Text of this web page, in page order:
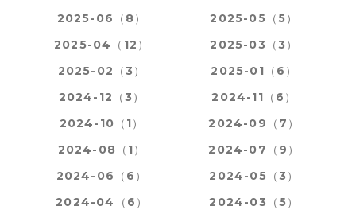
2025-06（8）
2025-05（5）
2025-04（12）
2025-03（3）
2025-02（3）
2025-01（6）
2024-12（3）
2024-11（6）
2024-10（1）
2024-09（7）
2024-08（1）
2024-07（9）
2024-06（6）
2024-05（3）
2024-04（6）
2024-03（5）